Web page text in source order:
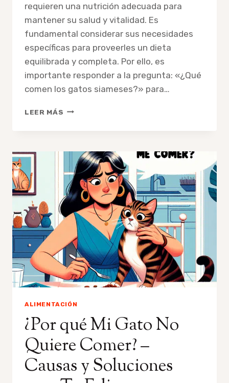
requieren una nutrición adecuada para
mantener su salud y vitalidad. Es
fundamental considerar sus necesidades
específicas para proveerles un dieta
equilibrada y completa. Por ello, es
importante responder a la pregunta: «¿Qué
comen los gatos siameses?» para…
LEER MÁS GUÍA
PARA
GATOS
SIAMESES:
NUTRICIÓN
Y
CONSEJOS
ALIMENTACIÓN
¿Por qué Mi Gato No
Quiere Comer? –
Causas y Soluciones